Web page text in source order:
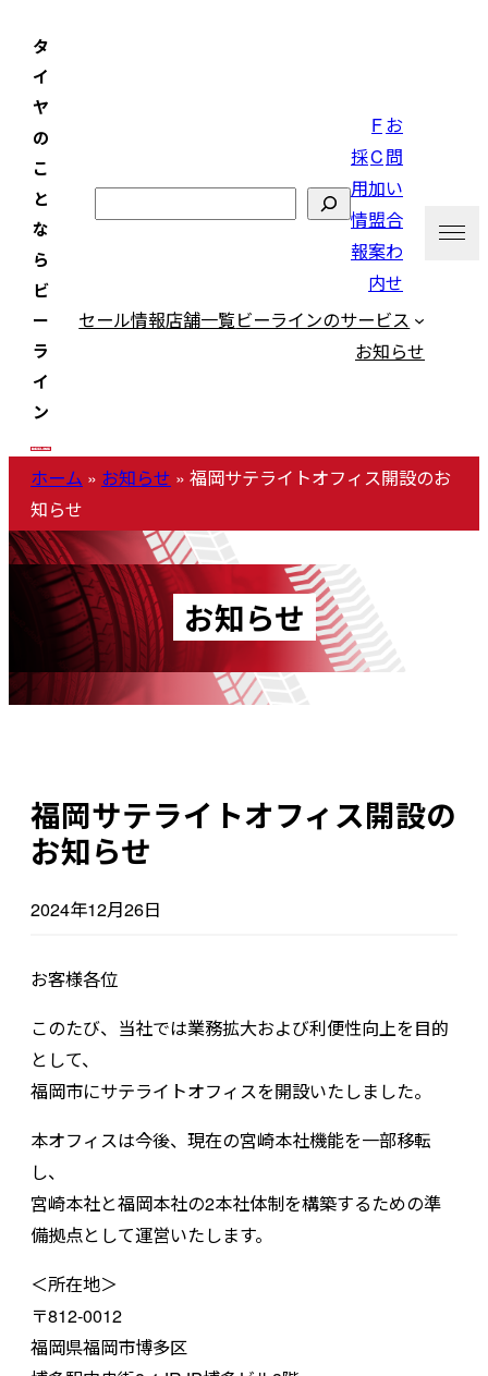
タ
イ
ヤ
の
こ
と
な
ら
ビ
ー
ラ
イ
ン
採
用
情
報
F
C
加
盟
案
内
お
問
い
合
わ
せ
セール情報店舗一覧ビーラインのサービス
お知らせ
ホーム » お知らせ » 福岡サテライトオフィス開設のお
知らせ
お知らせ
福岡サテライトオフィス開設の
お知らせ
2024年12月26日
お客様各位
このたび、当社では業務拡大および利便性向上を目的
として、
福岡市にサテライトオフィスを開設いたしました。
本オフィスは今後、現在の宮崎本社機能を一部移転
し、
宮崎本社と福岡本社の2本社体制を構築するための準
備拠点として運営いたします。
＜所在地＞
〒812-0012
福岡県福岡市博多区